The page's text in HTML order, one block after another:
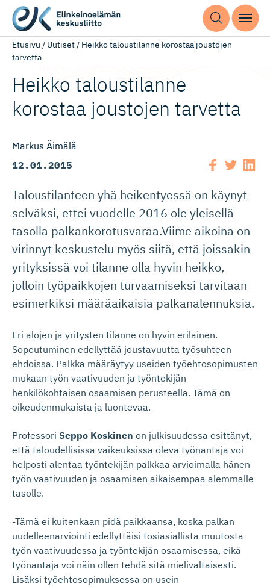
Etusivu / Uutiset/ Heikko taloustilanne korostaa joustojen
tarvetta
Heikko taloustilanne
korostaa joustojen tarvetta
Markus Äimälä
12.01.2015
Taloustilanteen yhä heikentyessä on käynyt
selväksi, ettei vuodelle 2016 ole yleisellä
tasolla palkankorotusvaraa.Viime aikoina on
virinnyt keskustelu myös siitä, että joissakin
yrityksissä voi tilanne olla hyvin heikko,
jolloin työpaikkojen turvaamiseksi tarvitaan
esimerkiksi määräaikaisia palkanalennuksia.
Eri alojen ja yritysten tilanne on hyvin erilainen.
Sopeutuminen edellyttää joustavuutta työsuhteen
ehdoissa. Palkka määräytyy useiden työehtosopimusten
mukaan työn vaativuuden ja työntekijän
henkilökohtaisen osaamisen perusteella. Tämä on
oikeudenmukaista ja luontevaa.
Professori Seppo Koskinen on julkisuudessa esittänyt,
että taloudellisissa vaikeuksissa oleva työnantaja voi
helposti alentaa työntekijän palkkaa arvioimalla hänen
työn vaativuuden ja osaamisen aikaisempaa alemmalle
tasolle.
-Tämä ei kuitenkaan pidä paikkaansa, koska palkan
uudelleenarviointi edellyttäisi tosiasiallista muutosta
työn vaativuudessa ja työntekijän osaamisessa, eikä
työnantaja voi näin ollen tehdä sitä mielivaltaisesti.
Lisäksi työehtosopimuksessa on usein